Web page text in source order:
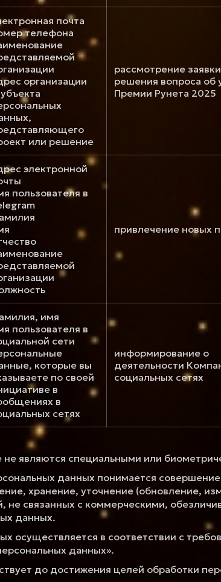
почта
телефона
организации
или решение
рассмотрение
решения вопроса об
Премии Рунета 2025
электронной
пользователя в
привлечение новых
имя
пользователя в
сети
которые вы
по своей
в
в
сетях
информирование о
деятельности
социальных сетях
являются специальными или
данных понимается
хранение, уточнение (обновление,
не связанных с коммерческими,
данных.
осуществляется в соответствии с
данных».
до достижения целей обработки